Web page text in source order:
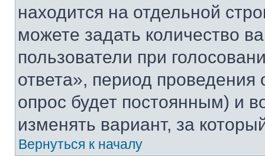
находится на отдельной
можете задать количество
пользователи при
ответа», период проведения
опрос будет постоянным) и
изменять вариант, за
Вернуться к началу